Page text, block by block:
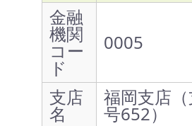
金融
機関
コー
ド
0005
支店
名
福岡支店
号652）